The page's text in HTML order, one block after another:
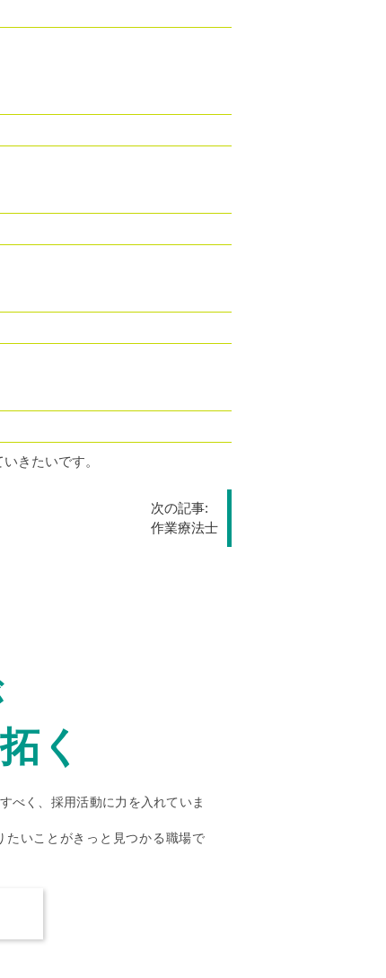
きたいです。
次の記事:
作業療法士
く
べく、採用活動に力を入れていま
いことがきっと見つかる職場で